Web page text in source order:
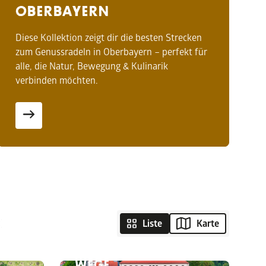
OBERBAYERN
Diese Kollektion zeigt dir die besten Strecken
zum Genussradeln in Oberbayern – perfekt für
alle, die Natur, Bewegung & Kulinarik
verbinden möchten.
Liste Karte
DOMBERG-AUSZEIT IN
FREISING: KUNST,